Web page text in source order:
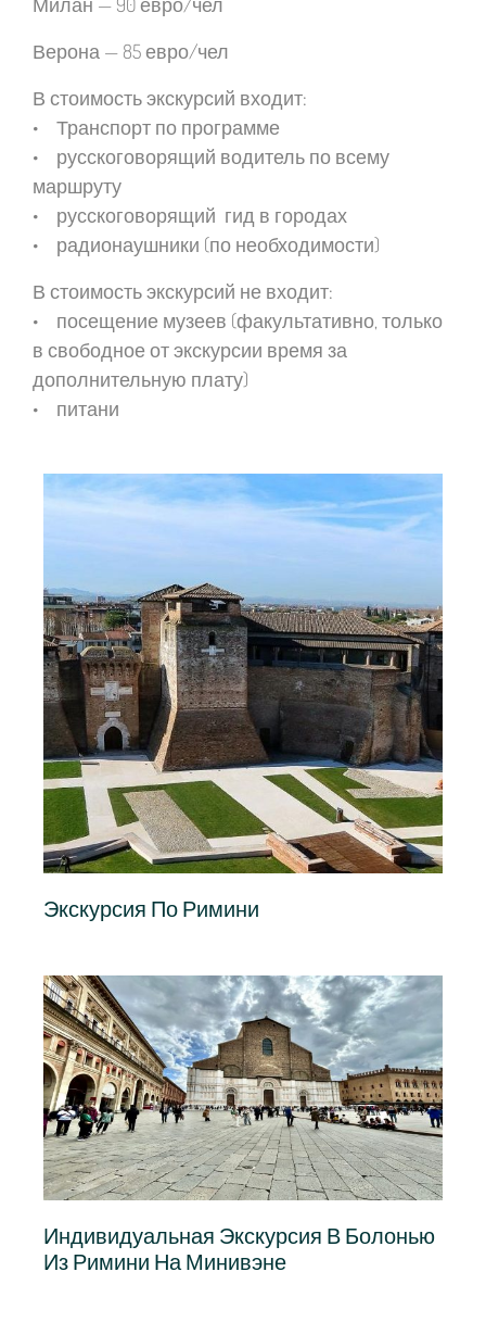
Верона — 85 евро/чел
В стоимость экскурсий входит:
• Транспорт по программе
• русскоговорящий водитель по всему
маршруту
• русскоговорящий гид в городах
• радионаушники (по необходимости)
В стоимость экскурсий не входит:
• посещение музеев (факультативно, только
в свободное от экскурсии время за
дополнительную плату)
• питани
Экскурсия По Римини
Индивидуальная Экскурсия В Болонью
Из Римини На Минивэне